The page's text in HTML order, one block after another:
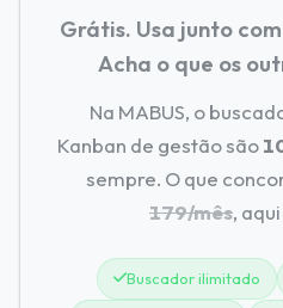
Grátis. Usa junto
Acha o que os
Na MABUS, o
Kanban de gestão são
sempre. O que
179/mês,
Buscador ilimitado